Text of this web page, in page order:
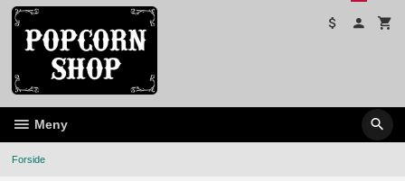
Gå
innholdet
Meny
Forside